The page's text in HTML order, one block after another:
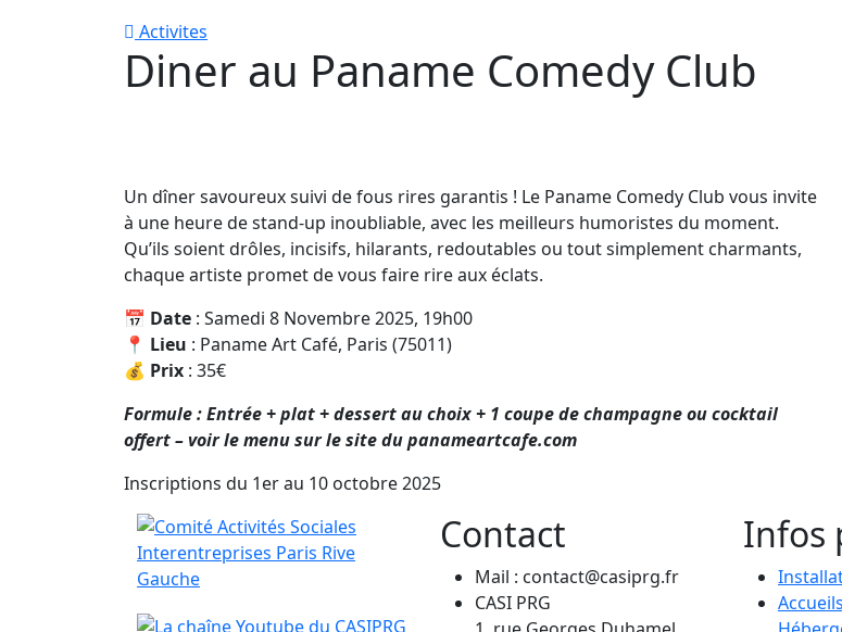
Activites
Diner au Paname Comedy Club
Un dîner savoureux suivi de fous rires garantis ! Le Paname Comedy Club vous invite
à une heure de stand-up inoubliable, avec les meilleurs humoristes du moment.
Qu’ils soient drôles, incisifs, hilarants, redoutables ou tout simplement charmants,
chaque artiste promet de vous faire rire aux éclats.
📅 Date : Samedi 8 Novembre 2025, 19h00
📍 Lieu : Paname Art Café, Paris (75011)
💰 Prix : 35€
Formule : Entrée + plat + dessert au choix + 1 coupe de champagne ou cocktail
offert – voir le menu sur le site du panameartcafe.com
Inscriptions du 1er au 10 octobre 2025
Contact
Mail : contact@casiprg.fr
CASI PRG
Infos